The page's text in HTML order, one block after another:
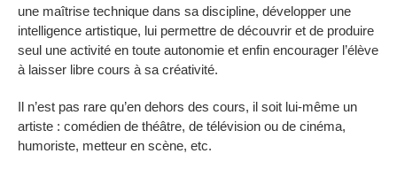
une maîtrise technique dans sa discipline, développer une
intelligence artistique, lui permettre de découvrir et de produire
seul une activité en toute autonomie et enfin encourager l’élève
à laisser libre cours à sa créativité.
Il n’est pas rare qu’en dehors des cours, il soit lui-même un
artiste : comédien de théâtre, de télévision ou de cinéma,
humoriste, metteur en scène, etc.